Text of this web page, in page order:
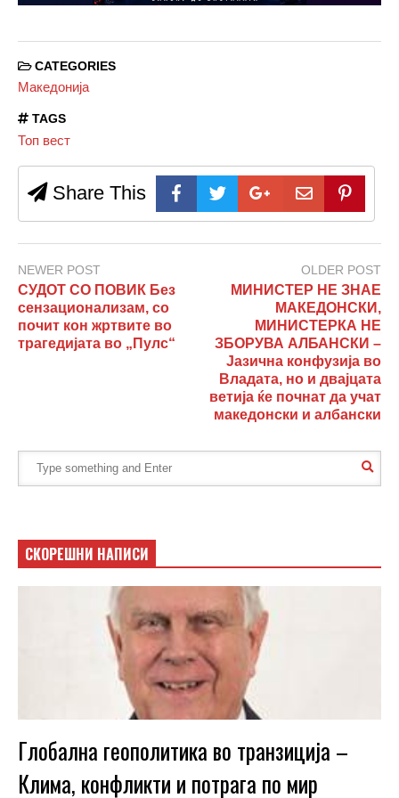
CATEGORIES
Македонија
TAGS
Топ вест
Share This
NEWER POST
СУДОТ СО ПОВИК Без
сензационализам, со
почит кон жртвите во
трагедијата во „Пулс“
OLDER POST
МИНИСТЕР НЕ ЗНАЕ
МАКЕДОНСКИ,
МИНИСТЕРКА НЕ
ЗБОРУВА АЛБАНСКИ –
Јазична конфузија во
Владата, но и двајцата
ветија ќе почнат да учат
македонски и албански
СКОРЕШНИ НАПИСИ
Глобална геополитика во транзиција –
Клима, конфликти и потрага по мир